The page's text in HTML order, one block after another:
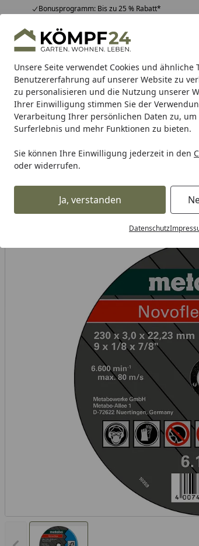
Unsere Seite verwendet Cookies und ähnliche
Benutzererfahrung auf unserer Website zu
zu personalisieren und die Nutzung unserer
Ihrer Einwilligung stimmen Sie der
Verarbeitung Ihrer persönlichen Daten zu,
Surferlebnis und mehr Funktionen zu bieten.
Sie können Ihre Einwilligung jederzeit in den
oder widerrufen.
Ja, verstanden
Datenschutz
Bonusprogramm: Bis zu 25 % Rabatt*
Hotline07051 / 9 22 22
Mo-Fr. 8-16 Uhr 25.980 Bewertungen
Alle Produkte
Alle ProdukteHighlights Tipps &
Metabo Maschinen Akku-Aktion
Karibu
Dein Traumpool
Zubehör für Metabo Maschinen
Metabo Novoflex & Novorapid Stahl Trennen